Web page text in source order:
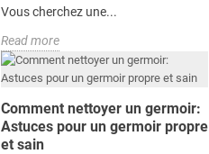
Vous cherchez une...
Read more
Comment nettoyer un germoir:
Astuces pour un germoir propre
et sain